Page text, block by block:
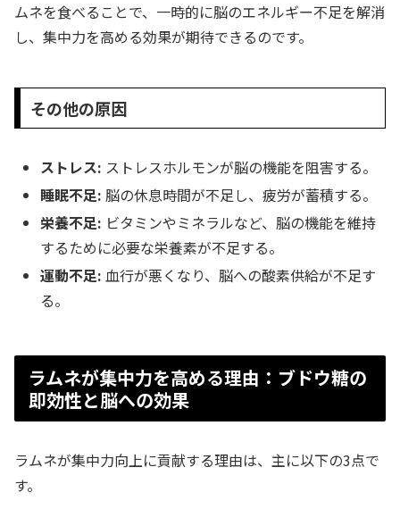
ムネを食べることで、一時的に脳のエネルギー不足を解消
し、集中力を高める効果が期待できるのです。
その他の原因
ストレス: ストレスホルモンが脳の機能を阻害する。
睡眠不足: 脳の休息時間が不足し、疲労が蓄積する。
栄養不足: ビタミンやミネラルなど、脳の機能を維持
するために必要な栄養素が不足する。
運動不足: 血行が悪くなり、脳への酸素供給が不足す
る。
ラムネが集中力を高める理由：ブドウ糖の
即効性と脳への効果
ラムネが集中力向上に貢献する理由は、主に以下の3点で
す。